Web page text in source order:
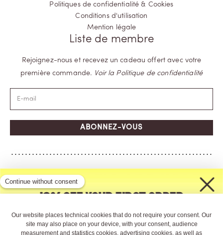
Politiques de confidentialité & Cookies
Conditions d'utilisation
Mention légale
Liste de membre
Rejoignez-nous et recevez un cadeau offert avec votre
première commande. Voir la Politique de confidentialité
ABONNEZ-VOUS
10% off your first order
Sign up to receive your code